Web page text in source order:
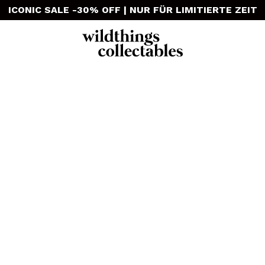
ICONIC SALE -30% OFF | NUR FÜR LIMITIERTE ZEIT